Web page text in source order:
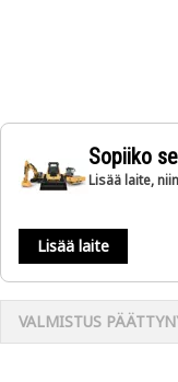
Sopiiko
Lisää laite,
Lisää laite
VALMISTUS